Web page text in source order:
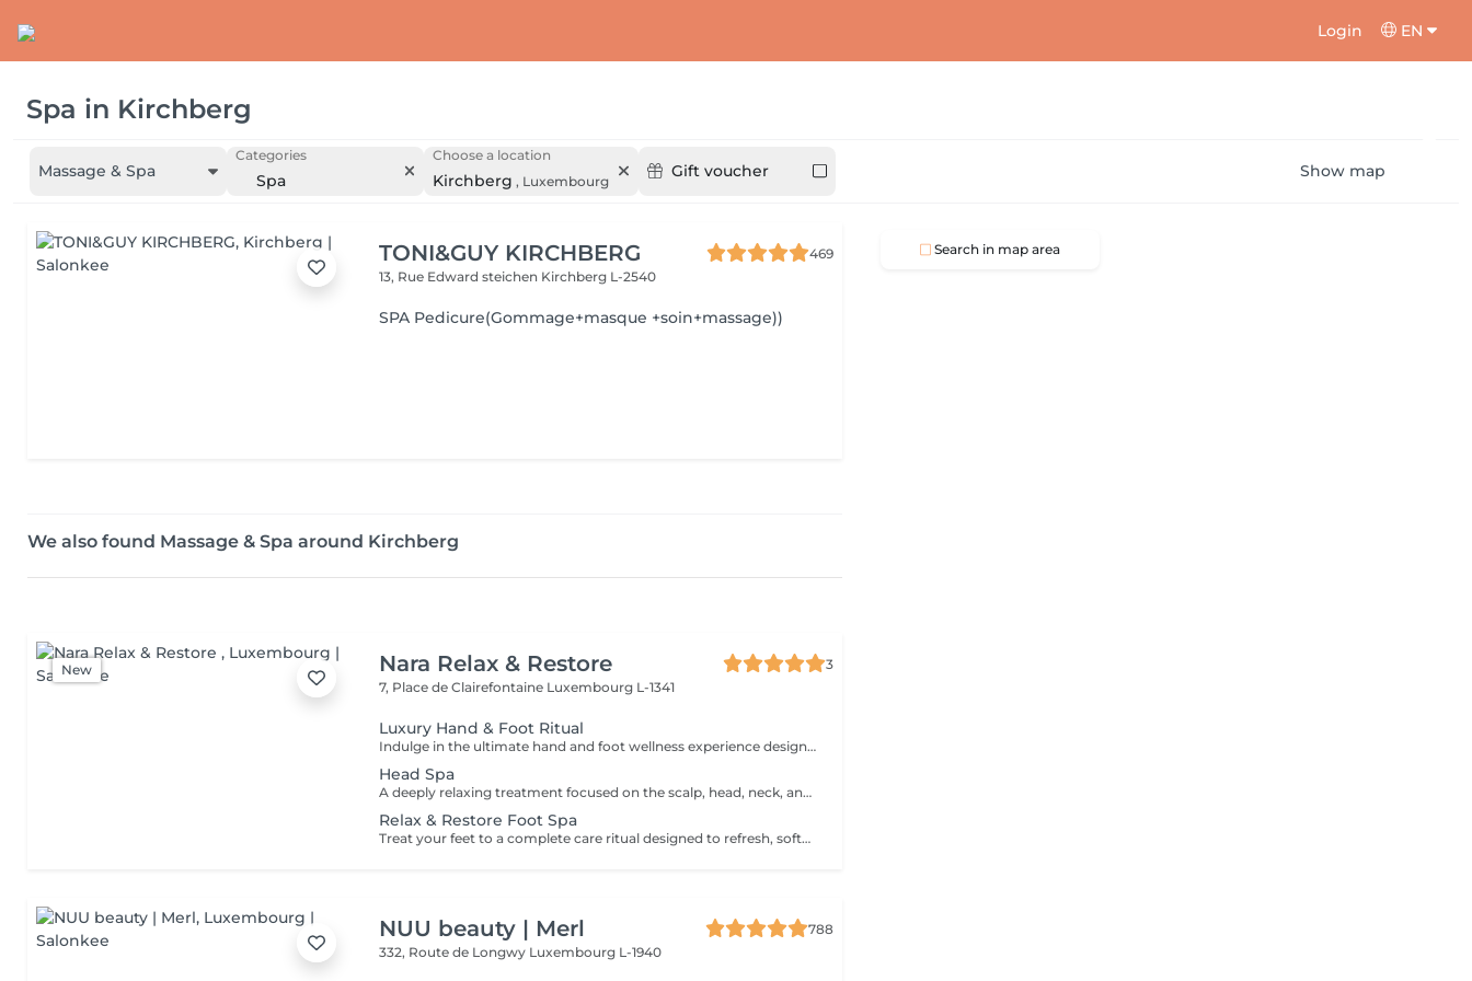
Login EN
Spa in Kirchberg
Massage & Spa
Categories
Spa
Choose a location
Kirchberg , Luxembourg
Gift voucher Show map
TONI&GUY KIRCHBERG
469
13, Rue Edward steichen Kirchberg L-2540
SPA Pedicure(Gommage+masque +soin+massage))
We also found Massage & Spa around Kirchberg
New Nara Relax & Restore
3
7, Place de Clairefontaine Luxembourg L-1341
Luxury Hand & Foot Ritual
Indulge in the ultimate hand and foot wellness experience designed to leave your skin feeling soft, nourished, and beautifully refreshed. Foot Treatment (45 min) Foot Spa Foot Scrub Foot Massage Warm Paraffin Treatment Hand Treatment (30 min) Hand Scrub Hand Massage Warm Paraffin Treatment This luxurious treatment combines exfoliation, massage, and the soothing warmth of paraffin to soften the skin, promote relaxation, and provide lasting comfort for tired hands and feet.
Head Spa
A deeply relaxing treatment focused on the scalp, head, neck, and overall well-being. Gentle massage techniques help relieve tension, stimulate circulation, and promote a soothing sense of relaxation while nourishing the scalp and hair. The treatment includes a relaxing scalp massage, hair wash, and blow dry. Ideal for reducing stress, easing tension, and enjoying a moment of complete relaxation.
Relax & Restore Foot Spa
Treat your feet to a complete care ritual designed to refresh, soften, and restore comfort. This treatment combines a soothing foot soak, exfoliating scrub, nourishing mask, paraffin treatment, and relaxing foot massage to leave your feet feeling smooth, refreshed, and revitalised. Ideal for tired feet in need of extra care and attention.
NUU beauty | Merl
788
332, Route de Longwy Luxembourg L-1940
Search in map area